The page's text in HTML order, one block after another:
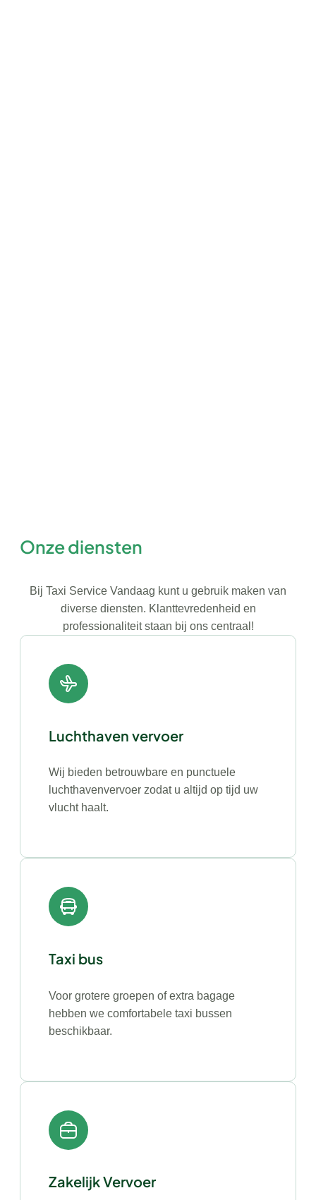
Onze diensten
Bij Taxi Service Vandaag kunt u gebruik maken van
diverse diensten. Klanttevredenheid en
professionaliteit staan bij ons centraal!
Luchthaven vervoer
Wij bieden betrouwbare en punctuele
luchthavenvervoer zodat u altijd op tijd uw
vlucht haalt.
Taxi bus
Voor grotere groepen of extra bagage
hebben we comfortabele taxi bussen
beschikbaar.
Zakelijk Vervoer